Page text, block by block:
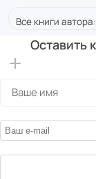
Все книги автора:
Оставить